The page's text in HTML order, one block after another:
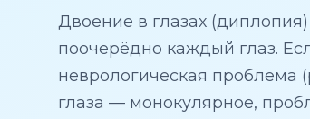
Двоение в глазах
поочерёдно каждый глаз.
неврологическая проблема
глаза — монокулярное,